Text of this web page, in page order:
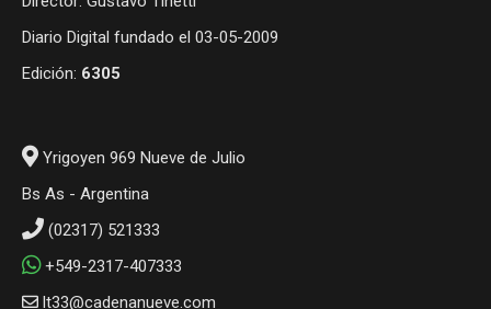
Diario Digital fundado el 03-05-2009
Edición: 6305
Yrigoyen 969 Nueve de Julio
Bs As - Argentina
(02317) 521333
+549-2317-407333
lt33@cadenanueve.com